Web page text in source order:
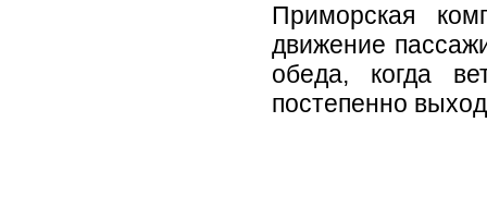
Приморская
движение
обеда, когда
постепенно